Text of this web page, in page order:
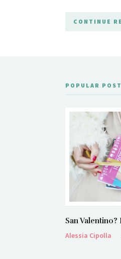
CONTINUE
POPULAR
San
Alessia Cipolla